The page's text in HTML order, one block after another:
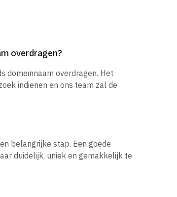
overdragen?
domeinnaam overdragen. Het
indienen en ons team zal de
belangrijke stap. Een goede
duidelijk, uniek en gemakkelijk te